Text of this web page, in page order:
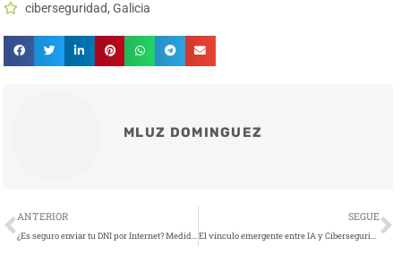
ciberseguridad,Galicia
MLUZ DOMINGUEZ
Ant
ANTERIOR
¿Es seguro enviar tu DNI por Internet? Medidas clave para proteger tus datos
SEGUE
El vínculo emergente entre IA y Ciberseguridad, según informe del CCN